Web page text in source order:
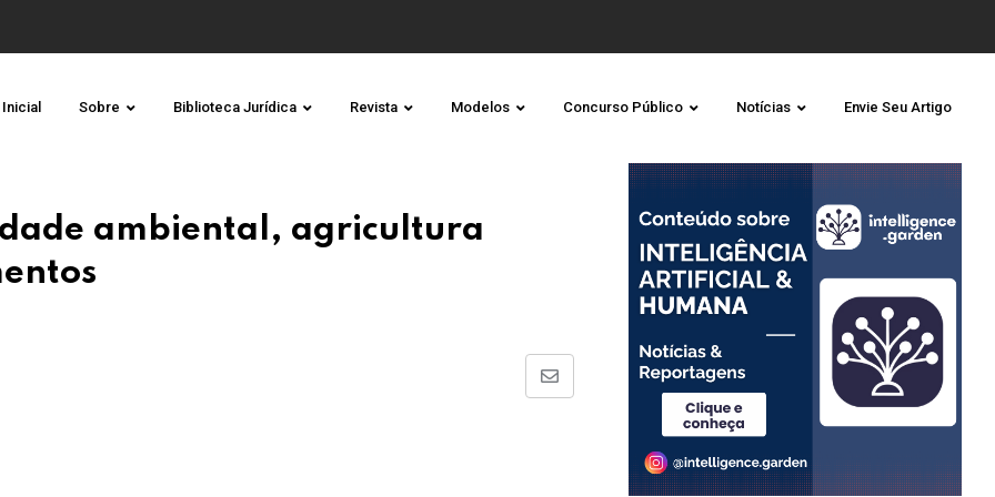
Sobre Biblioteca Jurídica Revista Modelos Concurso Público Notícias Envie Seu Artigo
ambiental, agricultura
Share